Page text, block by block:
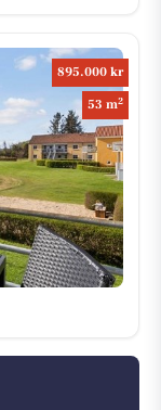
895.000 kr
53 m2